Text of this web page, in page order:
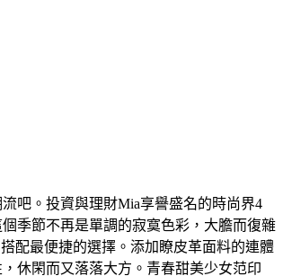
吧。投資與理財Mia享譽盛名的時尚界4
季節不再是單調的寂寞色彩，大膽而復雜
配最便捷的選擇。添加瞭皮革面料的連體
休閑而又落落大方。青春甜美少女范印